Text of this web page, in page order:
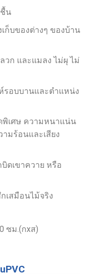
น
ก็บของต่างๆ ของบ้าน
ก และแมลง ไม่ผุ ไม่
รอบบานและตำแหน่ง
เศษ ความหนาแน่น
มร้อนและเสียง
ดเขาควาย หรือ
เสมือนไม้จริง
ซม.(กxส)